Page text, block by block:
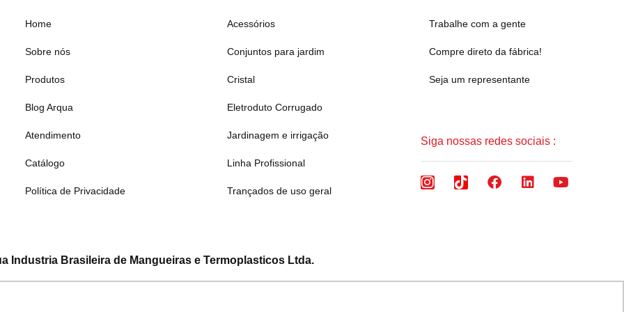
Home
Sobre nós
Produtos
Blog Arqua
Atendimento
Catálogo
Política de Privacidade
Acessórios
Conjuntos para jardim
Cristal
Eletroduto Corrugado
Jardinagem e irrigação
Linha Profissional
Trançados de uso geral
Trabalhe com a gente
Compre direto da fábrica!
Seja um representante
Siga nossas redes sociais :
Industria Brasileira de Mangueiras e Termoplasticos Ltda.